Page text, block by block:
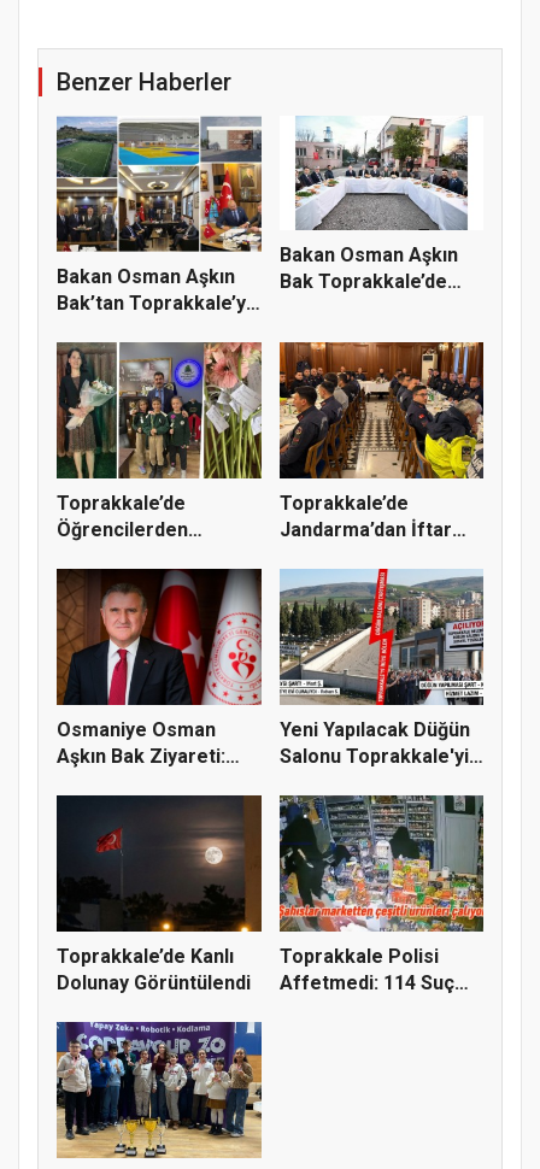
Benzer Haberler
Bakan Osman Aşkın
Bak’tan Toprakkale’ye
Bakan Osman Aşkın
Bak Toprakkale’de
Toprakkale’de
Öğrencilerden
Toprakkale’de
Jandarma’dan İftar
Osmaniye Osman
Aşkın Bak Ziyareti:
Yeni Yapılacak Düğün
Salonu Toprakkale'yi
Toprakkale’de Kanlı
Dolunay Görüntülendi
Toprakkale Polisi
Affetmedi: 114 Suç